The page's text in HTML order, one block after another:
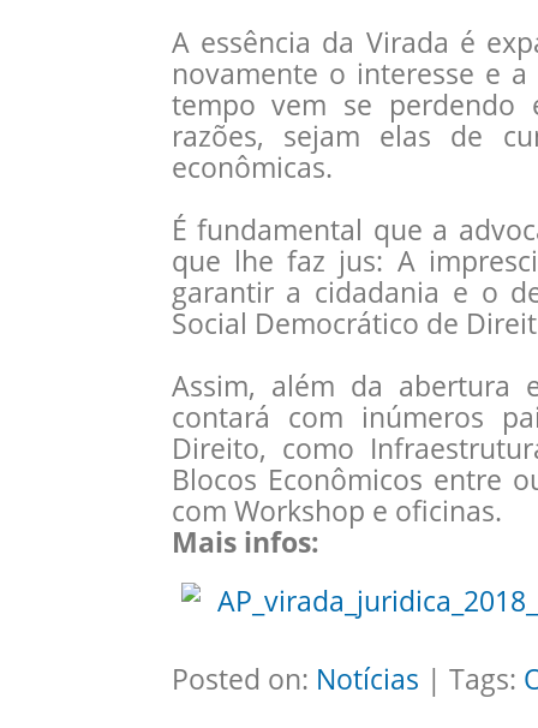
A essência da Virada é
novamente o interesse e
tempo vem se perdendo
razões, sejam elas de
econômicas.
É fundamental que a
que lhe faz jus: A
garantir a cidadania e o
Social Democrático de
Assim, além da abertura
contará com inúmeros
Direito, como
Blocos Econômicos entre
com Workshop e oficinas.
Mais infos:
Posted on: Notícias | Tags: